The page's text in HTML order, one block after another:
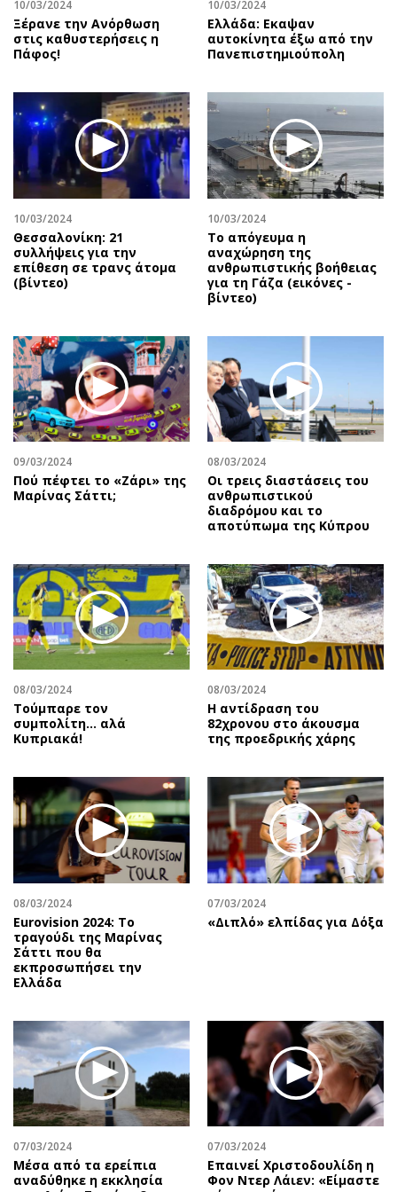
10/03/2024
Ξέρανε την Ανόρθωση
στις καθυστερήσεις η
Πάφος!
10/03/2024
Ελλάδα: Εκαψαν
αυτοκίνητα έξω από την
Πανεπιστημιούπολη
10/03/2024
Θεσσαλονίκη: 21
συλλήψεις για την
επίθεση σε τρανς άτομα
(βίντεο)
10/03/2024
Το απόγευμα η
αναχώρηση της
ανθρωπιστικής βοήθειας
για τη Γάζα (εικόνες -
βίντεο)
09/03/2024
Πού πέφτει το «Ζάρι» της
Μαρίνας Σάττι;
08/03/2024
Οι τρεις διαστάσεις του
ανθρωπιστικού
διαδρόμου και το
αποτύπωμα της Κύπρου
08/03/2024
Τούμπαρε τον
συμπολίτη… αλά
Κυπριακά!
08/03/2024
Η αντίδραση του
82χρονου στο άκουσμα
της προεδρικής χάρης
08/03/2024
Eurovision 2024: Το
τραγούδι της Μαρίνας
Σάττι που θα
εκπροσωπήσει την
Ελλάδα
07/03/2024
«Διπλό» ελπίδας για Δόξα
07/03/2024
Μέσα από τα ερείπια
αναδύθηκε η εκκλησία
07/03/2024
Επαινεί Χριστοδουλίδη η
Φον Ντερ Λάιεν: «Είμαστε